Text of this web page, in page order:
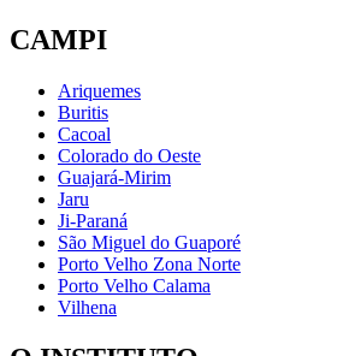
CAMPI
Ariquemes
Buritis
Cacoal
Colorado do Oeste
Guajará-Mirim
Jaru
Ji-Paraná
São Miguel do Guaporé
Porto Velho Zona Norte
Porto Velho Calama
Vilhena